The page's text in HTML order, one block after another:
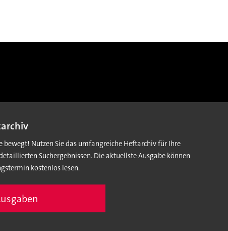
bewegt! Nutzen Sie das umfangreiche Heftarchiv für Ihre
Suchergebnissen. Die aktuellste Ausgabe können
kostenlos lesen.